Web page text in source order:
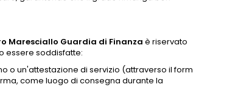
Maresciallo Guardia di Finanza è riservato
essere soddisfatte:
o un'attestazione di servizio (attraverso il form
come luogo di consegna durante la